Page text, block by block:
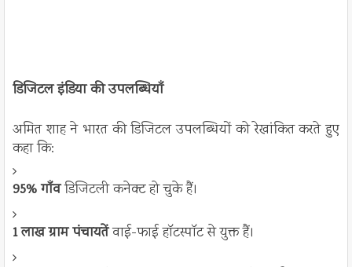
डिजिटल इंडिया की उपलब्धियाँ
अमित शाह ने भारत की डिजिटल उपलब्धियों को रेखांकित करते हुए
कहा कि:
95% गाँवडिजिटली कनेक्ट हो चुके हैं।
1 लाख ग्राम पंचायतेंवाई-फाई हॉटस्पॉट से युक्त हैं।